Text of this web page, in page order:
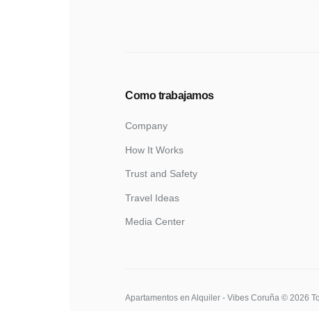
Como trabajamos
Company
How It Works
Trust and Safety
Travel Ideas
Media Center
Apartamentos en Alquiler - Vibes Coruña © 2026